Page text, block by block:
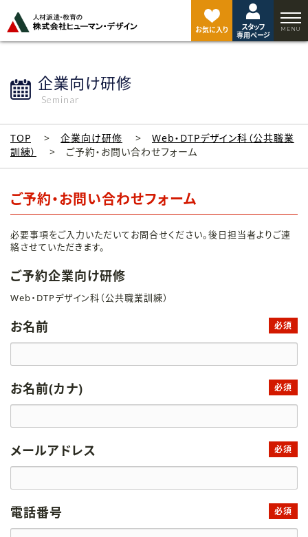
お気に入り
スタッフ
専用ページ
企業向け研修
Seminar
TOP 企業向け研修
Web・DTPデザイン科（公共職業
訓練）
ご予約・お問い合わせフォーム
ご予約・お問い合わせフォーム
必要事項をご入力いただいてお問合せください。後日担当者よりご連
絡させていただきます。
ご予約企業向け研修
Web・DTPデザイン科（公共職業訓練）
お名前 必須
お名前(カナ) 必須
メールアドレス 必須
電話番号 必須
ジ
ト